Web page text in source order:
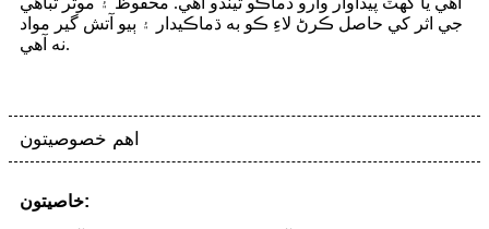
جي اثر کي حاصل ڪرڻ لاءِ ڪو به ڌماڪيدار ۽ ٻيو آتش گير مواد
نه آهي.
اهم خصوصيتون
خاصيتون: